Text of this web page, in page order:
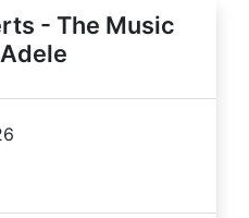
- The Music